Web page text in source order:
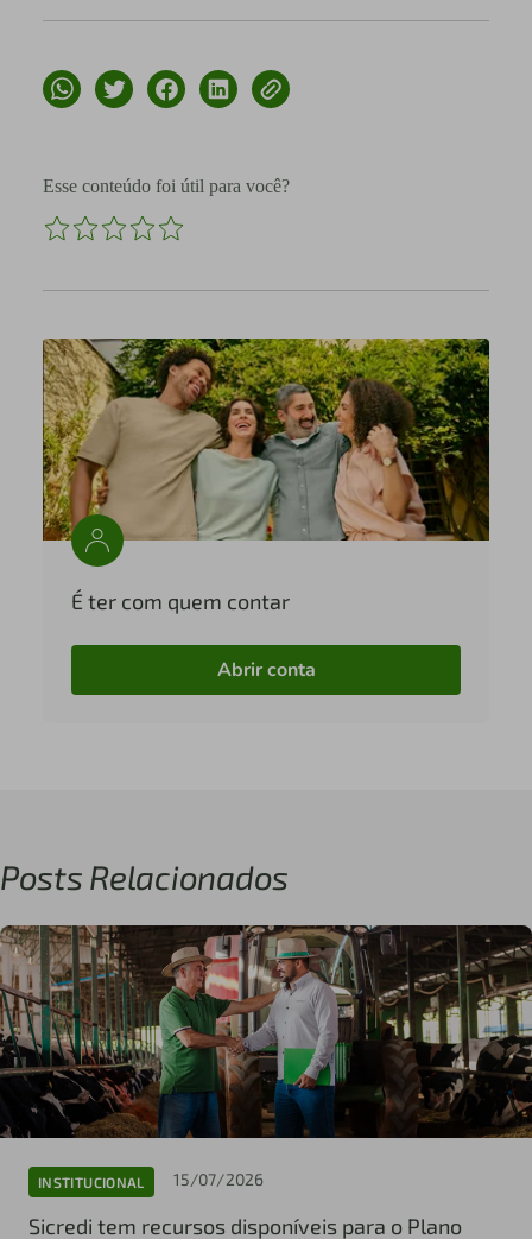
Esse conteúdo foi útil para você?
É ter com quem contar
Abrir conta
Posts Relacionados
INSTITUCIONAL 15/07/2026
Sicredi tem recursos disponíveis para o Plano